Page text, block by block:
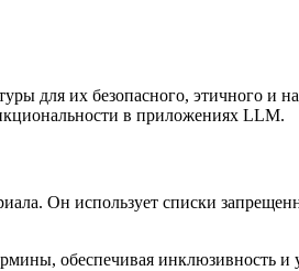
для их безопасного, этичного и
в приложениях LLM.
Он использует списки
обеспечивая инклюзивность